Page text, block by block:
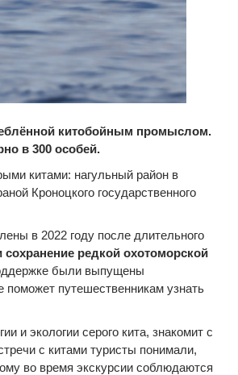
китобойным промыслом.
в 300 особей.
китами: нагульный район в
Кроноцкого государственного
в 2022 году после длительного
редкой охотоморской
были выпущены
путешественникам узнать
и экологии серого кита, знакомит с
с китами туристы понимали,
во время экскурсии соблюдаются